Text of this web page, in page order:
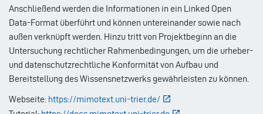
Anschließend werden die Informationen in ein Linked Open
Data-Format überführt und können untereinander sowie nach
außen verknüpft werden. Hinzu tritt von Projektbeginn an die
Untersuchung rechtlicher Rahmenbedingungen, um die urheber-
und datenschutzrechtliche Konformität von Aufbau und
Bereitstellung des Wissensnetzwerks gewährleisten zu können.
Webseite: https://mimotext.uni-trier.de/